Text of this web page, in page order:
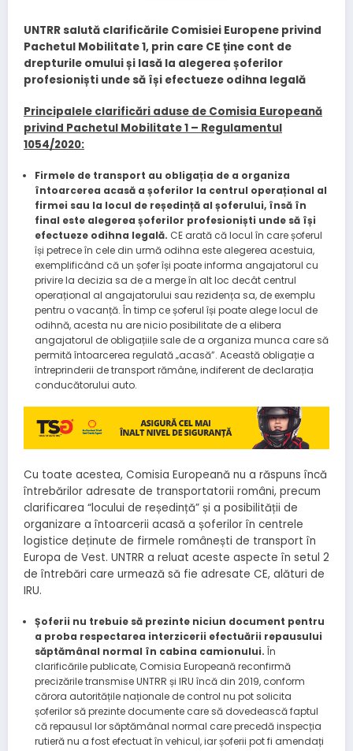
UNTRR salută clarificările Comisiei Europene privind
Pachetul Mobilitate 1, prin care CE ține cont de
drepturile omului și lasă la alegerea șoferilor
profesioniști unde să își efectueze odihna legală
Principalele clarificări aduse de Comisia Europeană
privind Pachetul Mobilitate 1 – Regulamentul
1054/2020:
Firmele de transport au obligația de a organiza
întoarcerea acasă a șoferilor la centrul operațional al
firmei sau la locul de reședință al șoferului, însă în
final este alegerea șoferilor profesioniști unde să își
efectueze odihna legală. CE arată că locul în care șoferul
își petrece în cele din urmă odihna este alegerea acestuia,
exemplificând că un șofer își poate informa angajatorul cu
privire la decizia sa de a merge în alt loc decât centrul
operațional al angajatorului sau rezidența sa, de exemplu
pentru o vacanță. În timp ce șoferul își poate alege locul de
odihnă, acesta nu are nicio posibilitate de a elibera
angajatorul de obligațiile sale de a organiza munca care să
permită întoarcerea regulată „acasă”. Această obligație a
întreprinderii de transport rămâne, indiferent de declarația
conducătorului auto.
Cu toate acestea, Comisia Europeană nu a răspuns încă
întrebărilor adresate de transportatorii români, precum
clarificarea “locului de reședință” și a posibilității de
organizare a întoarcerii acasă a șoferilor în centrele
logistice deținute de firmele românești de transport în
Europa de Vest. UNTRR a reluat aceste aspecte în setul 2
de întrebări care urmează să fie adresate CE, alături de
IRU.
Șoferii nu trebuie să prezinte niciun document pentru
a proba respectarea interzicerii efectuării repausului
săptămânal normal în cabina camionului. În
clarificările publicate, Comisia Europeană reconfirmă
precizările transmise UNTRR și IRU încă din 2019, conform
cărora autoritățile naționale de control nu pot solicita
șoferilor să prezinte documente care să dovedească faptul
că repausul lor săptămânal normal care precedă inspecția
rutieră nu a fost efectuat în vehicul, iar șoferii pot fi amendați